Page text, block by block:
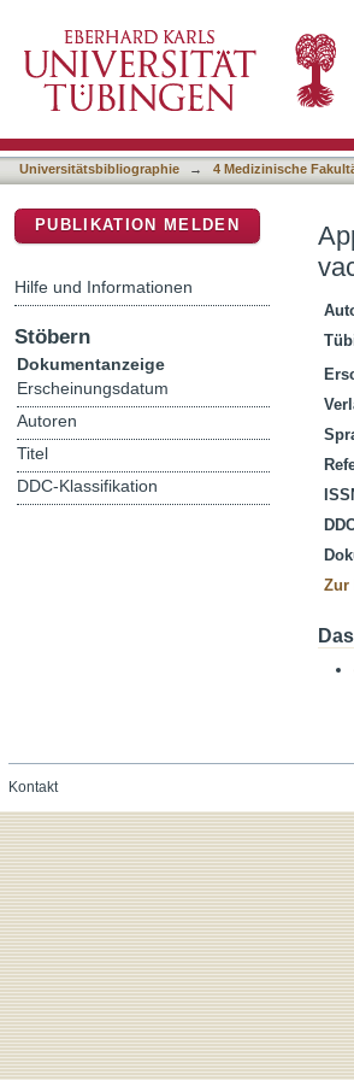
Applications of
Universitätsbibliographie → 4 Medizinische
Zur
PUBLIKATION MELDEN
Hilfe und Informationen
Stöbern
Dokumentanzeige
Erscheinungsdatum
Autoren
Titel
DDC-Klassifikation
Kontakt